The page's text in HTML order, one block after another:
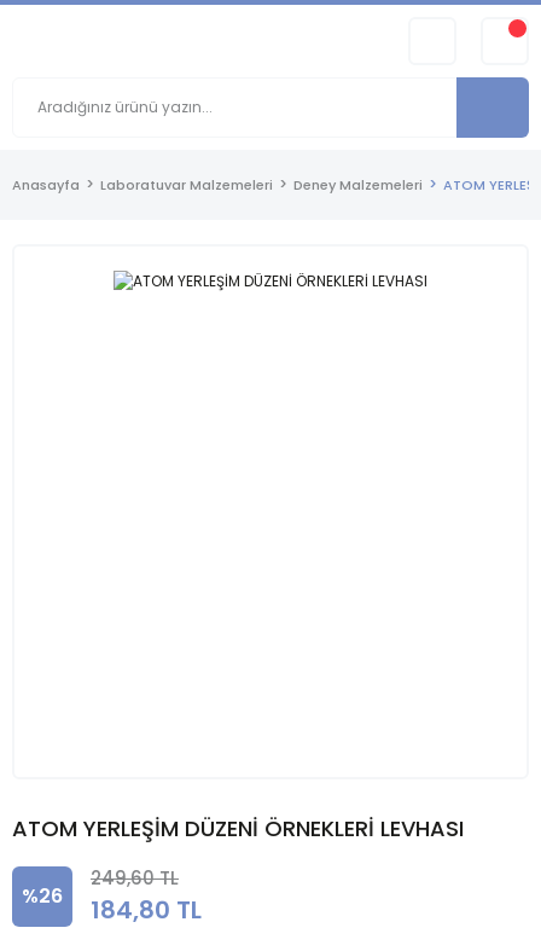
Anasayfa Laboratuvar Malzemeleri Deney Malzemeleri ATOM
ATOM YERLEŞİM DÜZENİ ÖRNEKLERİ LEVHASI
%26
249,60 TL
184,80 TL